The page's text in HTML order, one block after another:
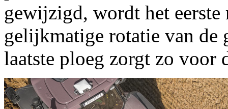
gewijzigd, wordt het eerste
gelijkmatige rotatie van de
laatste ploeg zorgt zo voor